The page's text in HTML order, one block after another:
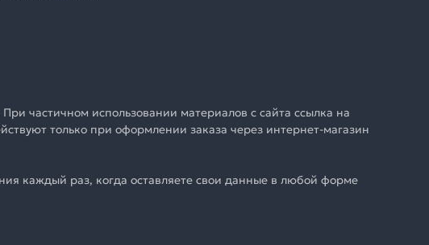
частичном использовании материалов с сайта ссылка на
только при оформлении заказа через интернет-магазин
каждый раз, когда оставляете свои данные в любой форме